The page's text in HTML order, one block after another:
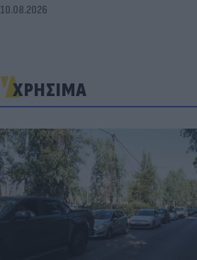
10.08.2026
ΧΡΗΣΙΜΑ